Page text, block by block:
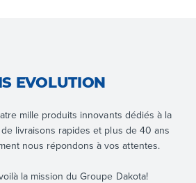
EVOLUTION
mille produits innovants dédiés à la
livraisons rapides et plus de 40 ans
nous répondons à vos attentes.
la mission du Groupe Dakota!